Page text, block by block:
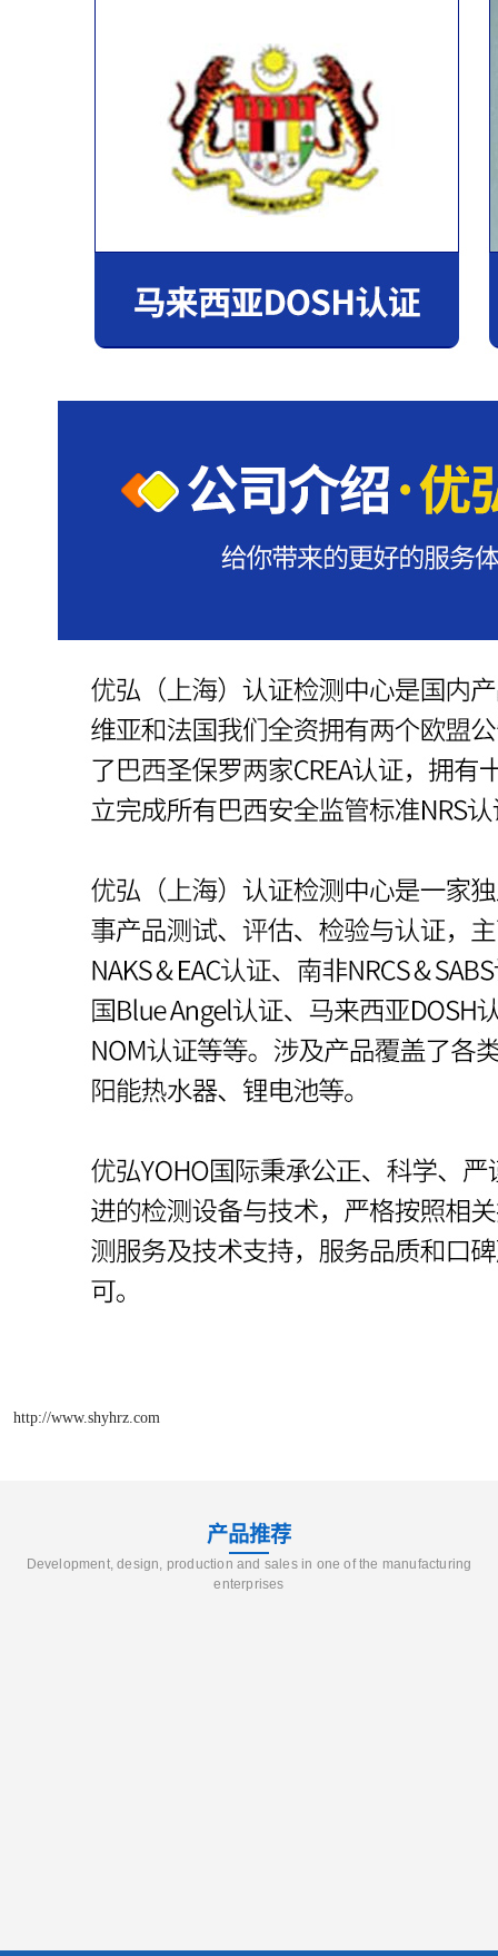
http://www.shyhrz.com
产品推荐
Development, design, production and sales in one of the manufacturing
enterprises